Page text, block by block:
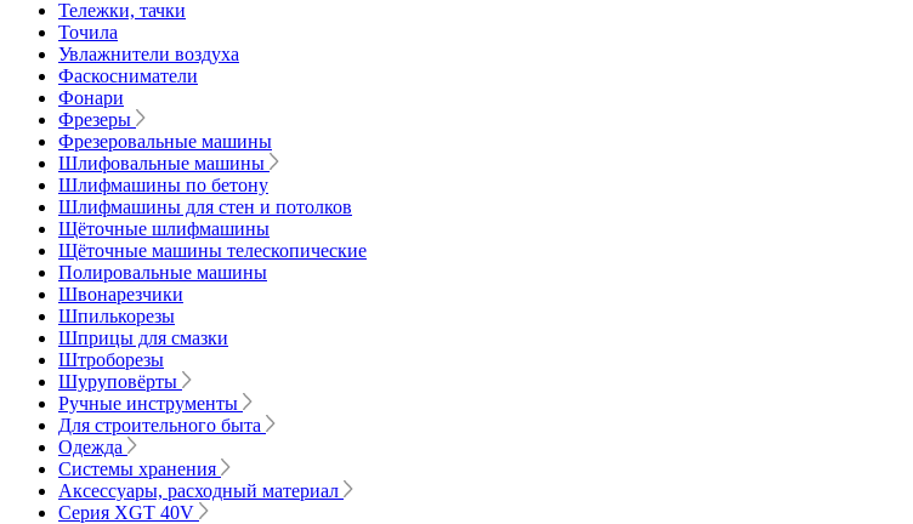
Тележки, тачки
Точила
Увлажнители воздуха
Фаскосниматели
Фонари
Фрезеры
Фрезеровальные машины
Шлифовальные машины
Шлифмашины по бетону
Шлифмашины для стен и потолков
Щёточные шлифмашины
Щёточные машины телескопические
Полировальные машины
Швонарезчики
Шпилькорезы
Шприцы для смазки
Штроборезы
Шуруповёрты
Ручные инструменты
Для строительного быта
Одежда
Системы хранения
Аксессуары, расходный материал
Серия XGT 40V